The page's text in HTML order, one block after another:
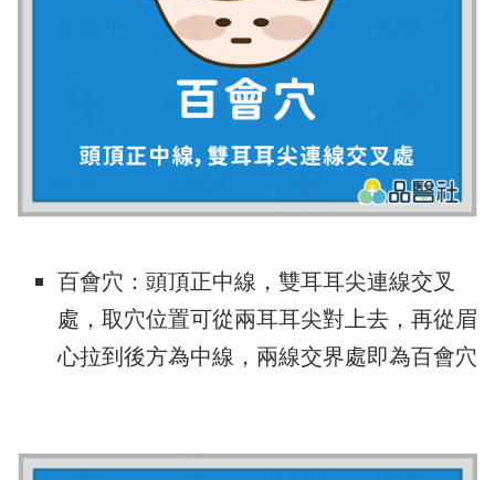
百會穴：頭頂正中線，雙耳耳尖連線交叉
處，取穴位置可從兩耳耳尖對上去，再從眉
心拉到後方為中線，兩線交界處即為百會穴